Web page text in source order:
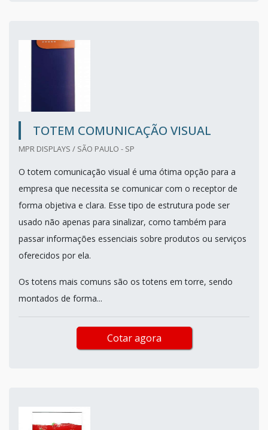
TOTEM COMUNICAÇÃO VISUAL
MPR DISPLAYS / SÃO PAULO - SP
O totem comunicação visual é uma ótima opção para a
empresa que necessita se comunicar com o receptor de
forma objetiva e clara. Esse tipo de estrutura pode ser
usado não apenas para sinalizar, como também para
passar informações essenciais sobre produtos ou serviços
oferecidos por ela.
Os totens mais comuns são os totens em torre, sendo
montados de forma...
Cotar agora